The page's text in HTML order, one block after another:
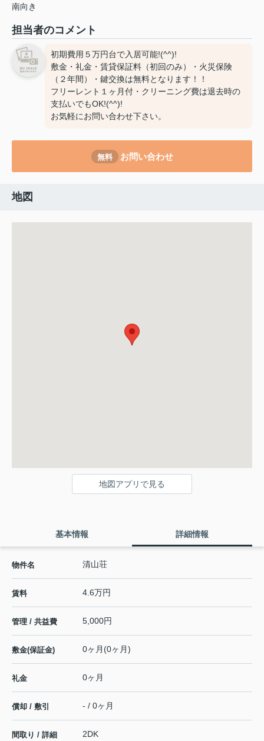
南向き
担当者のコメント
初期費用５万円台で入居可能!(^^)!
敷金・礼金・賃貸保証料（初回のみ）・火災保険
（２年間）・鍵交換は無料となります！！
フリーレント１ヶ月付・クリーニング費は退去時の
支払いでもOK!(^^)!
お気軽にお問い合わせ下さい。
無料 お問い合わせ
地図
地図アプリで見る
基本情報 詳細情報
物件名 清山荘
賃料 4.6万円
管理 / 共益費 5,000円
敷金(保証金) 0ヶ月(0ヶ月)
礼金 0ヶ月
償却 / 敷引 - / 0ヶ月
間取り / 詳細
2DK